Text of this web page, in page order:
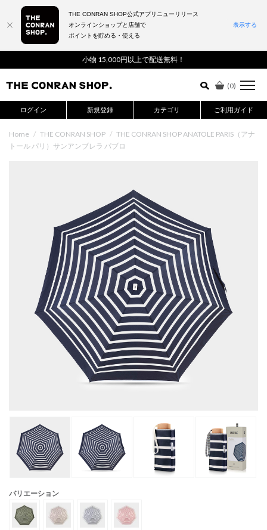
小物 15,000円以上で配送無料！
(0)
ログイン 新規登録 カテゴリ ご利用ガイド
詳細検索はこちら
Home / THE CONRAN SHOP / THE CONRAN SHOP ANATOLE PARIS（アナ
トール パリ）サンアンブレラ パブロ
バリエーション
THE CONRAN SHOP公式アプリニューリリース
オンラインショップと店舗で
ポイントを貯める・使える
表示する